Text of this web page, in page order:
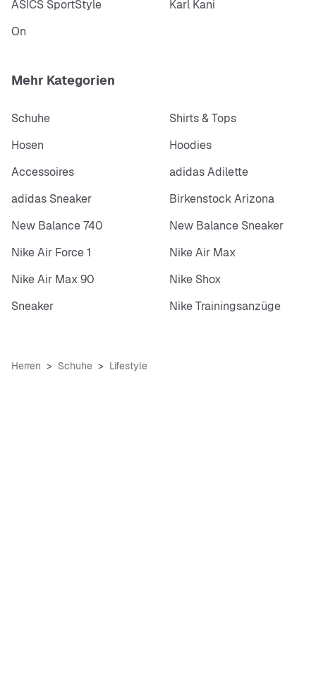
ASICS SportStyle
Karl Kani
On
Mehr Kategorien
Schuhe
Shirts & Tops
Hosen
Hoodies
Accessoires
adidas Adilette
adidas Sneaker
Birkenstock Arizona
New Balance 740
New Balance Sneaker
Nike Air Force 1
Nike Air Max
Nike Air Max 90
Nike Shox
Sneaker
Nike Trainingsanzüge
Herren Schuhe Lifestyle